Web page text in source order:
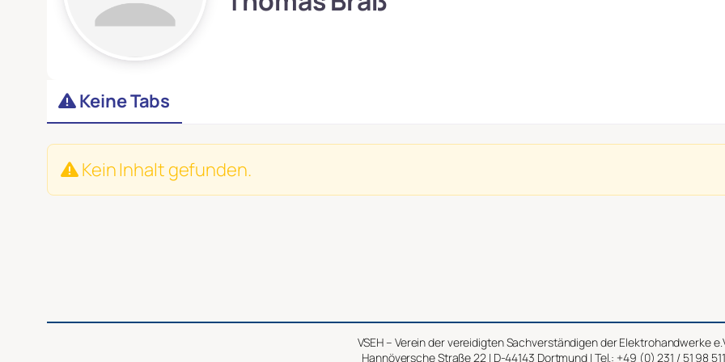
Keine Tabs
Kein Inhalt gefunden.
VSEH – Verein der vereidigten Sachverständigen der Elektrohandwerke
Hannöversche Straße 22 | D-44143 Dortmund | Tel.: +49 (0) 231 / 51 98 511